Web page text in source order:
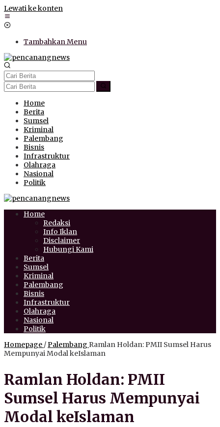
Lewati ke konten
Tambahkan Menu
Home
Berita
Sumsel
Kriminal
Palembang
Bisnis
Infrastruktur
Olahraga
Nasional
Politik
Home
Redaksi
Info Iklan
Disclaimer
Hubungi Kami
Berita
Sumsel
Kriminal
Palembang
Bisnis
Infrastruktur
Olahraga
Nasional
Politik
Homepage /Palembang Ramlan Holdan: PMII Sumsel Harus
Mempunyai Modal keIslaman
Ramlan Holdan: PMII
Sumsel Harus Mempunyai
Modal keIslaman